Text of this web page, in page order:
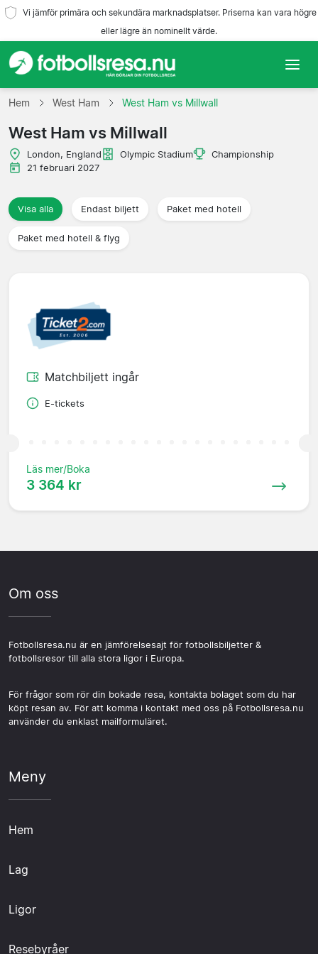
Vi jämför primära och sekundära marknadsplatser. Priserna kan vara högre
eller lägre än nominellt värde.
Hem
Lag
Ligor
Resebyråer
Hem West Ham West Ham vs Millwall
West Ham vs Millwall
London, England Olympic Stadium
Championship
21 februari 2027
Visa alla Endast biljett Paket med hotell
Paket med hotell & flyg
Matchbiljett ingår
E-tickets
Läs mer/Boka
3 364 kr
Om oss
Fotbollsresa.nu är en jämförelsesajt för fotbollsbiljetter &
fotbollsresor till alla stora ligor i Europa.
För frågor som rör din bokade resa, kontakta bolaget som du har
köpt resan av. För att komma i kontakt med oss på Fotbollsresa.nu
använder du enklast mailformuläret.
Meny
Hem
Lag
Ligor
Resebyråer